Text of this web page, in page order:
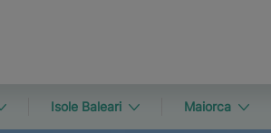
Isole Baleari Maiorca